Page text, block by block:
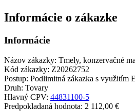
Informácie o zákazke
Informácie
Názov zákazky: Tmely, konzervačné
Kód zákazky: Z20262752
Postup: Podlimitná zákazka s využitím
Druh: Tovary
Hlavný CPV: 44831100-5
Predpokladaná hodnota: 2 112,00 €